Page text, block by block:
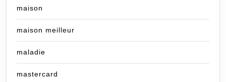
maison
maison meilleur
maladie
mastercard